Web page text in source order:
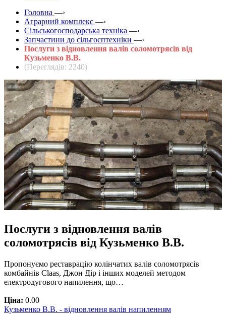
Головна —›
Аграрний комплекс —›
Сільськогосподарська техніка —›
Запчастини до сільгосптехніки —›
Послуги з відновлення валів соломотрясів від
Кузьменко В.В.
(Переглядів: 2240)
Послуги з відновлення валів
соломотрясів від Кузьменко В.В.
Пропонуємо реставрацію колінчатих валів соломотрясів
комбайнів Claas, Джон Дір і інших моделей методом
електродугового напилення, що…
Ціна: 0.00
Кузьменко В.В. - відновлення валів напиленням